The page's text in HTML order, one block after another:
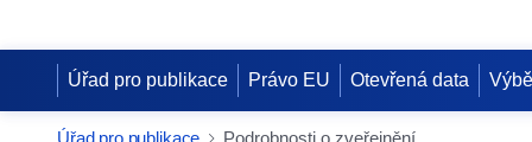
Úřad pro publikace Právo EU Otevřená data
Úřad pro publikace Podrobnosti o zveřejnění